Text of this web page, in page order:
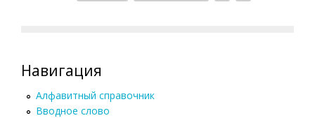
Навигация
Алфавитный справочник
Вводное слово